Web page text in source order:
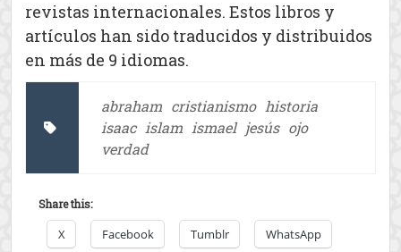
revistas internacionales. Estos libros y
artículos han sido traducidos y distribuidos
en más de 9 idiomas.
abraham cristianismo historia
isaac islam ismael jesús ojo
verdad
Share this:
X Facebook Tumblr WhatsApp